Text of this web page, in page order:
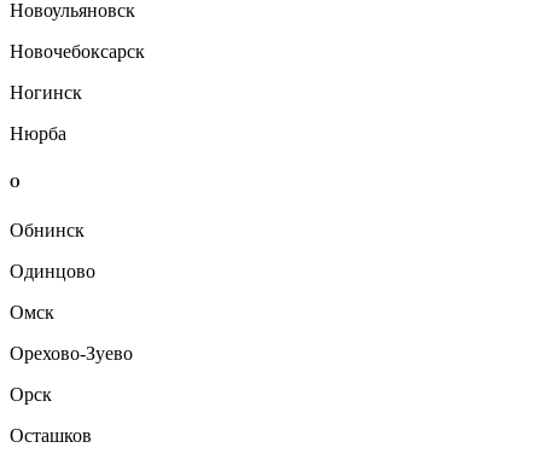
Новоульяновск
Новочебоксарск
Ногинск
Нюрба
О
Обнинск
Одинцово
Омск
Орехово-Зуево
Орск
Осташков